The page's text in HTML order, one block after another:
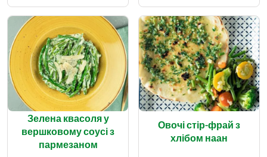
Зелена квасоля у
вершковому соусі з
пармезаном
Овочі стір-фрай з
хлібом наан